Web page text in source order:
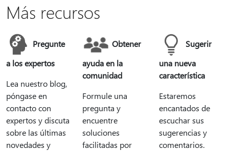
Más recursos
Pregunte
a los expertos
Lea nuestro blog,
póngase en
contacto con
expertos y discuta
sobre las últimas
novedades y
Obtener
ayuda en la
comunidad
Formule una
pregunta y
encuentre
soluciones
facilitadas por
Sugerir
una nueva
característica
Estaremos
encantados de
escuchar sus
sugerencias y
comentarios.